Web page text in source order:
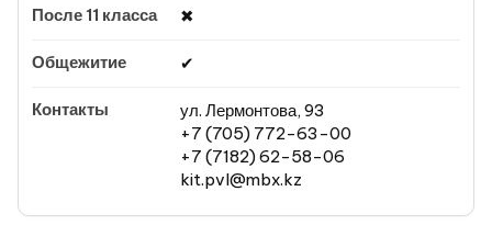
✖
✔
ул. Лермонтова, 93
+7 (705) 772-63-00
+7 (7182) 62-58-06
kit.pvl@mbx.kz